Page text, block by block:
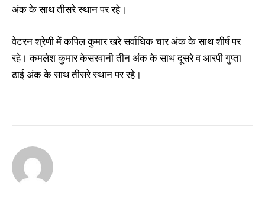
अंक के साथ तीसरे स्थान पर रहे।
वेटरन श्रेणी में कपिल कुमार खरे सर्वाधिक चार अंक के साथ शीर्ष पर
रहे। कमलेश कुमार केसरवानी तीन अंक के साथ दूसरे व आरपी गुप्ता
ढाई अंक के साथ तीसरे स्थान पर रहे।